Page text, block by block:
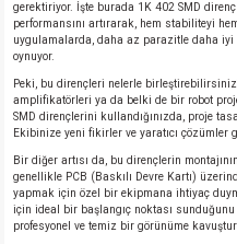
gerektiriyor. İşte burada 1K 402 SMD
performansını artırarak, hem stabiliteyi
uygulamalarda, daha az parazitle daha
oynuyor.
Peki, bu dirençleri nelerle
amplifikatörleri ya da belki de bir robot
SMD dirençlerini kullandığınızda, proje
Ekibinize yeni fikirler ve yaratıcı
Bir diğer artısı da, bu dirençlerin
genellikle PCB (Baskılı Devre Kartı)
yapmak için özel bir ekipmana ihtiyaç
için ideal bir başlangıç noktası sunduğunu
profesyonel ve temiz bir görünüme